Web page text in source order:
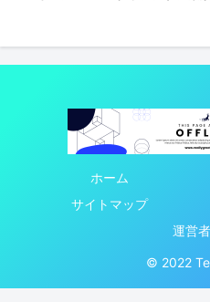
ホーム
サイトマップ
運営
© 2022